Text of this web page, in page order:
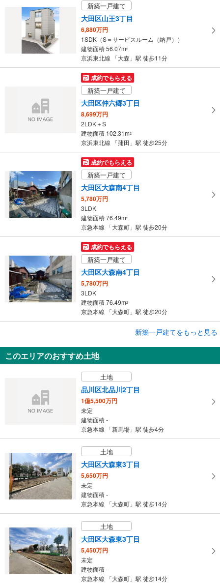
東京都東村山市萩山町1丁目
新築一戸建て
大田区山王3丁目
6,880万円
1SDK（S＝サービスルーム（納戸））
建物面積 56.07m2
京浜東北線 「大森」駅 徒歩11分
成約でもらえる
新築一戸建て
大田区仲六郷3丁目
8,699万円
2LDK＋S
建物面積 102.31m2
京浜東北線 「蒲田」駅 徒歩25分
成約でもらえる
新築一戸建て
大田区大森南4丁目
5,780万円
3LDK
建物面積 76.49m2
京急本線 「大森町」駅 徒歩20分
成約でもらえる
新築一戸建て
大田区大森南4丁目
5,780万円
3LDK
建物面積 76.49m2
京急本線 「大森町」駅 徒歩20分
大田区仲六郷3丁目
8,699万円
建物面積 102.31m
京急本線 「雑色」駅 徒歩9分
新築一戸建てをもっと見る
このエリアのおすすめ土地
土地
品川区北品川2丁目
1億5,500万円
未定
建物面積 -
京急本線 「新馬場」駅 徒歩4分
土地
大田区大森東3丁目
5,650万円
未定
建物面積 -
京急本線 「大森町」駅 徒歩14分
土地
大田区大森東3丁目
5,450万円
未定
建物面積 -
京急本線 「大森町」駅 徒歩14分